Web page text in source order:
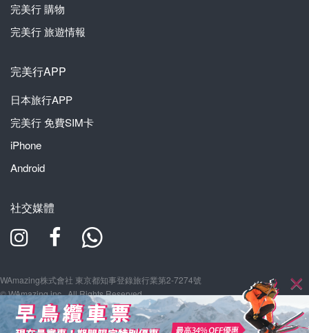
完美行購物
完美行旅遊情報
完美行APP
日本旅行APP
完美行免費SIM卡
iPhone
Android
社交媒體
WAmazing株式會社 東京都知事登錄旅行業第2-7274號
© WAmazing inc., All Rights Reserved.